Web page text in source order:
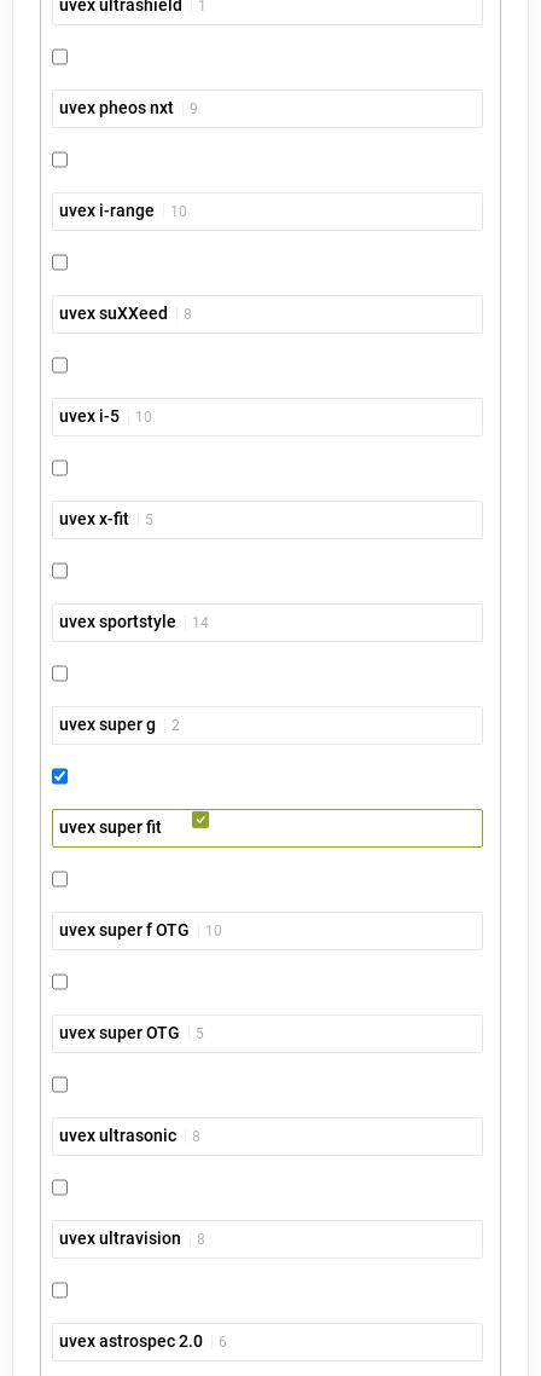
uvex ultrashield 1
uvex pheos nxt 9
uvex i-range 10
uvex suXXeed 8
uvex i-5 10
uvex x-fit 5
uvex sportstyle 14
uvex super g 2
uvex super fit
uvex super f OTG 10
uvex super OTG 5
uvex ultrasonic 8
uvex ultravision 8
uvex astrospec 2.0 6